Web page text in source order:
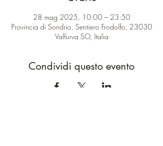
28 mag 2025, 10:00 – 23:50
Provincia di Sondrio, Sentiero Frodolfo, 23030
Valfurva SO, Italia
Condividi questo evento